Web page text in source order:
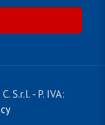
S.r.l. - P. IVA: